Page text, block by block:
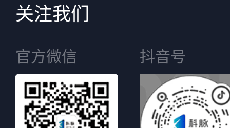
关注我们
官方微信 抖音号